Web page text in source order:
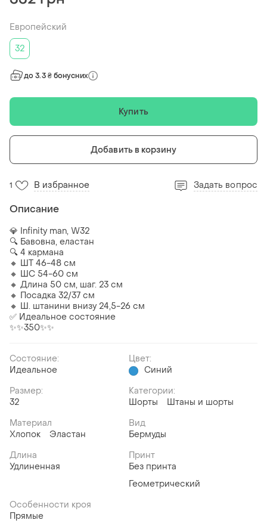
Европейский
32
до 3.3 ₴ бонусних
Купить
Добавить в корзину
1 В избранное Задать вопрос
Описание
💎 Infinity man, W32
🔍 Бавовна, еластан
🔍 4 кармана
🔸 ШТ 46-48 см
🔸 ШС 54-60 см
🔸 Длина 50 см, шаг. 23 см
🔸 Посадка 32/37 см
🔸 Ш. штанини внизу 24,5-26 см
✅ Идеальное состояние
✨✨350✨✨
Состояние:
Идеальное
Цвет:
Синий
Размер:
32
Категории:
Шорты
Штаны и шорты
Материал
Хлопок
Эластан
Вид
Бермуды
Длина
Удлиненная
Принт
Без принта
Геометрический
Особенности кроя
Прямые